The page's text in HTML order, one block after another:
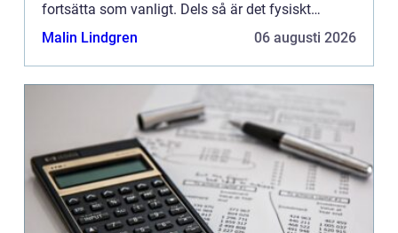
fortsätta som vanligt. Dels så är det fysiskt
påfrestan...
Malin Lindgren 06 augusti 2026